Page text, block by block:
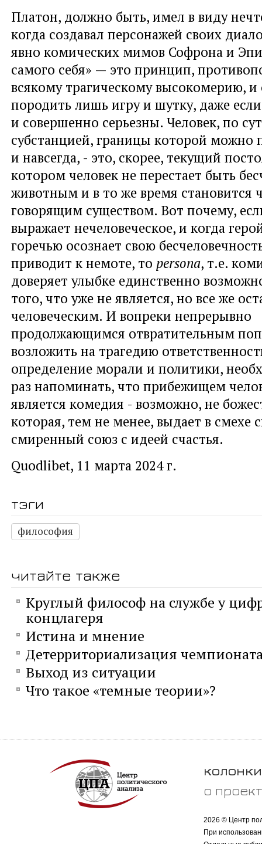
Платон, должно быть, имел в виду
когда создавал персонажей своих
явно комических мимов Софрона и
самого себя» — это принцип,
всякому трагическому высокомерию,
породить лишь игру и шутку, даже
и совершенно серьезны. Человек, по
субстанцией, границы которой можно
и навсегда, - это, скорее, текущий
котором человек не перестает быть
животным и в то же время становится
говорящим существом. Вот почему,
выражает нечеловеческое, и когда
горечью осознает свою
приводит к немоте, то persona, т.е.
доверяет улыбке единственно
того, что уже не является, но все же
человеческим. И вопреки непрерывно
продолжающимся отвратительным
возложить на трагедию
определение морали и политики,
раз напоминать, что прибежищем
является комедия - возможно, не
которая, тем не менее, выдает в смехе
смиренный союз с идеей счастья.
Quodlibet, 11 марта 2024 г.
тэги
философия
читайте также
Круглый философ на службе у
концлагеря
Истина и мнение
Детерриториализация
Выход из ситуации
Что такое «темные теории»?
колонки
о
2026 © Центр
При